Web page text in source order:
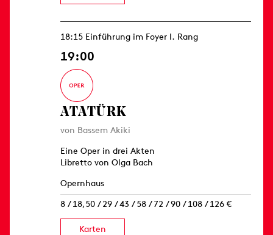
18:15 Einführung im Foyer I. Rang
19:00
ATATÜRK
von Bassem Akiki
Eine Oper in drei Akten
Libretto von Olga Bach
Opernhaus
8 / 18,50 / 29 / 43 / 58 / 72 / 90 / 108 / 126 €
Karten